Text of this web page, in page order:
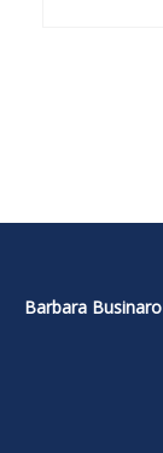
Barbara Businaro